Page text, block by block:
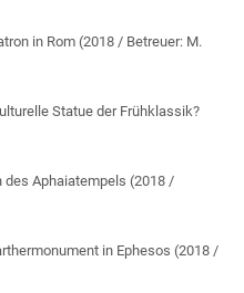
in Rom (2018 / Betreuer: M.
Statue der Frühklassik?
des Aphaiatempels (2018 /
in Ephesos (2018 /